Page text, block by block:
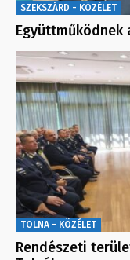
SZEKSZÁRD - KÖZÉLET
Együttműködnek
TOLNA - KÖZÉLET
Rendészeti